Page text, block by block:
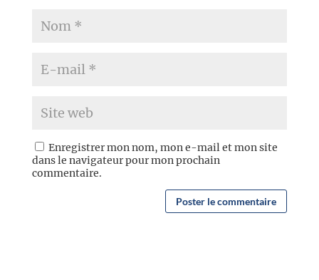
Enregistrer mon nom, mon e-mail et mon site
dans le navigateur pour mon prochain
commentaire.